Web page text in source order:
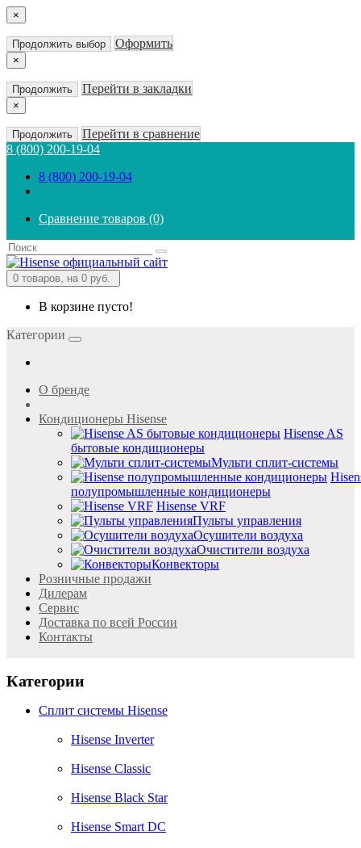
×
Продолжить выбор Оформить
×
Продолжить Перейти в закладки
×
Продолжить
Перейти в сравнение
8 (800) 200-19-04
8 (800) 200-19-04
Сравнение товаров (0)
0 товаров, на 0 руб.
В корзине пусто!
Категории
О бренде
Кондиционеры Hisense
Hisense AS
бытовые кондиционеры
Мульти сплит-системы
полупромышленные кондиционеры
Hisense VRF
Пульты управления
Осушители воздуха
Очистители воздуха
Конвекторы
Розничные продажи
Дилерам
Cервис
Доставка по всей России
Контакты
Категории
Сплит системы Hisense
Hisense Inverter
Hisense Classic
Hisense Black Star
Hisense Smart DC